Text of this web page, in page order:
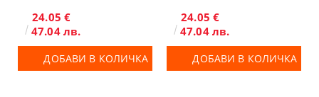
24.05 €
47.04 лв.
ДОБАВИ В КОЛИЧКА
24.05 €
47.04 лв.
ДОБАВИ В КОЛИЧКА